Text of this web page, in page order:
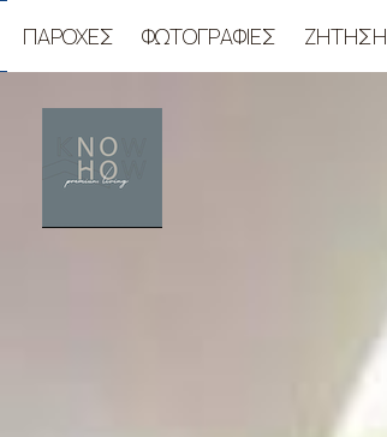
ΠΑΡΟΧΈΣ ΦΩΤΟΓΡΑΦΊΕΣ ΖΉΤΗΣΗ